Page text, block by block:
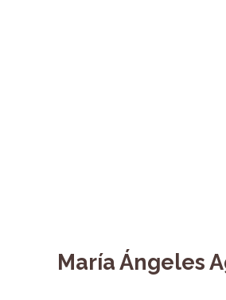
María Ángeles